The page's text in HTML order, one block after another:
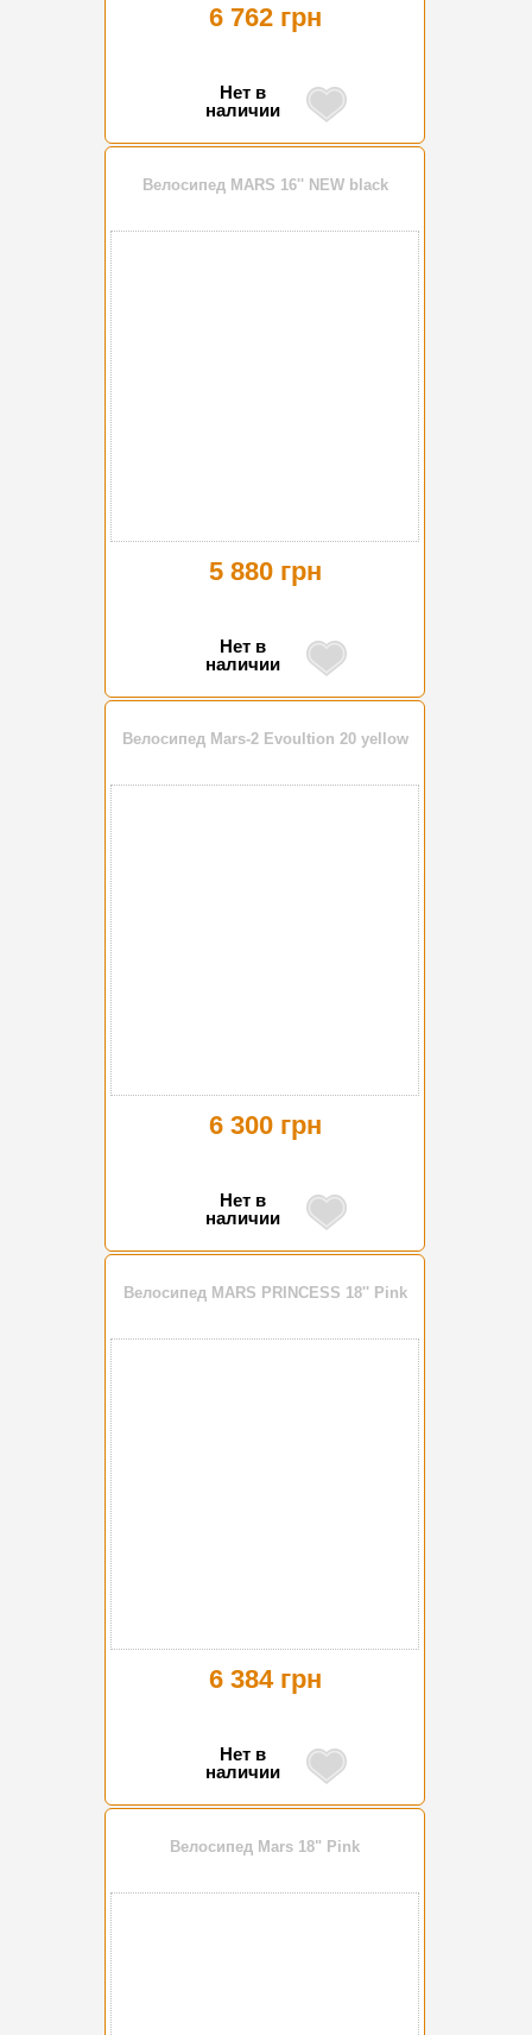
6 762 грн
Нет в
наличии
Велосипед MARS 16'' NEW black
5 880 грн
Нет в
наличии
Велосипед Mars-2 Evoultion 20 yellow
6 300 грн
Нет в
наличии
Велосипед MARS PRINCESS 18'' Pink
6 384 грн
Нет в
наличии
Велосипед Mars 18" Pink